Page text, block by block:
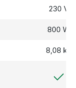
230 V
800 W
8,08 kg